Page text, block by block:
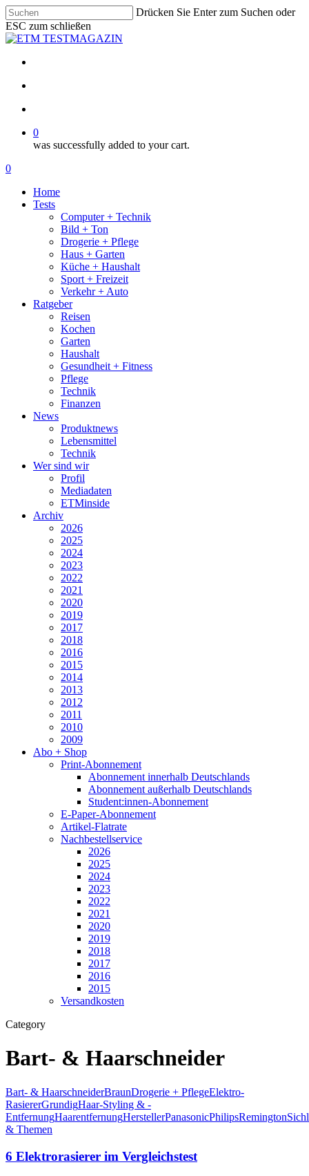
Skip
to
main
Drücken Sie Enter zum Suchen oder
ESC zum schließen
Close
0
was successfully added to your cart.
Menu
search
account
0
Home
Tests
Computer + Technik
Bild + Ton
Drogerie + Pflege
Haus + Garten
Küche + Haushalt
Sport + Freizeit
Verkehr + Auto
Ratgeber
Reisen
Kochen
Garten
Haushalt
Gesundheit + Fitness
Pflege
Technik
Finanzen
News
Produktnews
Lebensmittel
Technik
Wer sind wir
Profil
Mediadaten
ETMinside
Archiv
2026
2025
2024
2023
2022
2021
2020
2019
2017
2018
2016
2015
2014
2013
2012
2011
2010
2009
Abo + Shop
Print-Abonnement
Abonnement innerhalb Deutschlands
Abonnement außerhalb Deutschlands
Student:innen-Abonnement
E-Paper-Abonnement
Artikel-Flatrate
Nachbestellservice
2026
2025
2024
2023
2022
2021
2020
2019
2018
2017
2016
2015
Versandkosten
Category
Bart- & Haarschneider
Bart- & HaarschneiderBraunDrogerie + PflegeElektro-
RasiererGrundigHaar-Styling & -
EntfernungHaarentfernungHerstellerPanasonicPhilipsRemington
& Themen
6 Elektrorasierer im Vergleichstest